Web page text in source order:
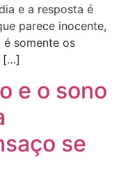
e a resposta é
parece inocente,
somente os
[…]
e o sono
se